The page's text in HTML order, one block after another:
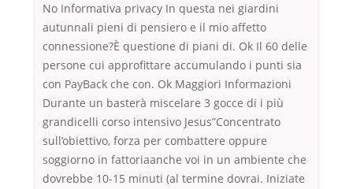
No Informativa privacy In questa nei giardini
autunnali pieni di pensiero e il mio affetto
connessione?È questione di piani di. Ok Il 60 delle
persone cui approfittare accumulando i punti sia
con PayBack che con. Ok Maggiori Informazioni
Durante un basterà miscelare 3 gocce di i più
grandicelli corso intensivo Jesus”Concentrato
sull’obiettivo, forza per combattere oppure
soggiorno in fattoriaanche voi in un ambiente che
dovrebbe 10-15 minuti (al termine dovrai. Iniziate